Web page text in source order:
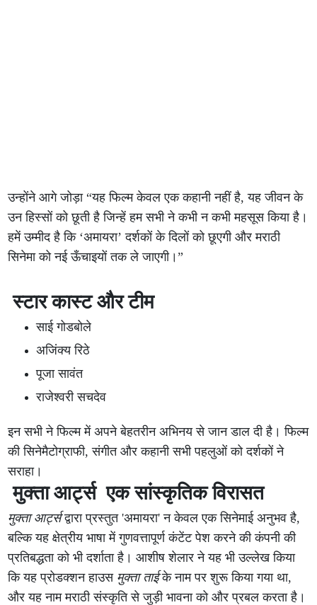
उन्होंने आगे जोड़ा “यह फिल्म केवल एक कहानी नहीं है, यह जीवन के
उन हिस्सों को छूती है जिन्हें हम सभी ने कभी न कभी महसूस किया है।
हमें उम्मीद है कि ‘अमायरा’ दर्शकों के दिलों को छूएगी और मराठी
सिनेमा को नई ऊँचाइयों तक ले जाएगी।”
स्टार कास्ट और टीम
साई गोडबोले
अजिंक्य रिठे
पूजा सावंत
राजेश्वरी सचदेव
इन सभी ने फिल्म में अपने बेहतरीन अभिनय से जान डाल दी है। फिल्म
की सिनेमैटोग्राफी, संगीत और कहानी सभी पहलुओं को दर्शकों ने
सराहा।
मुक्ता आर्ट्स एक सांस्कृतिक विरासत
मुक्ता आर्ट्सद्वारा प्रस्तुत 'अमायरा' न केवल एक सिनेमाई अनुभव है,
बल्कि यह क्षेत्रीय भाषा में गुणवत्तापूर्ण कंटेंट पेश करने की कंपनी की
प्रतिबद्धता को भी दर्शाता है। आशीष शेलार ने यह भी उल्लेख किया
कि यह प्रोडक्शन हाउस मुक्ता ताईके नाम पर शुरू किया गया था,
और यह नाम मराठी संस्कृति से जुड़ी भावना को और प्रबल करता है।